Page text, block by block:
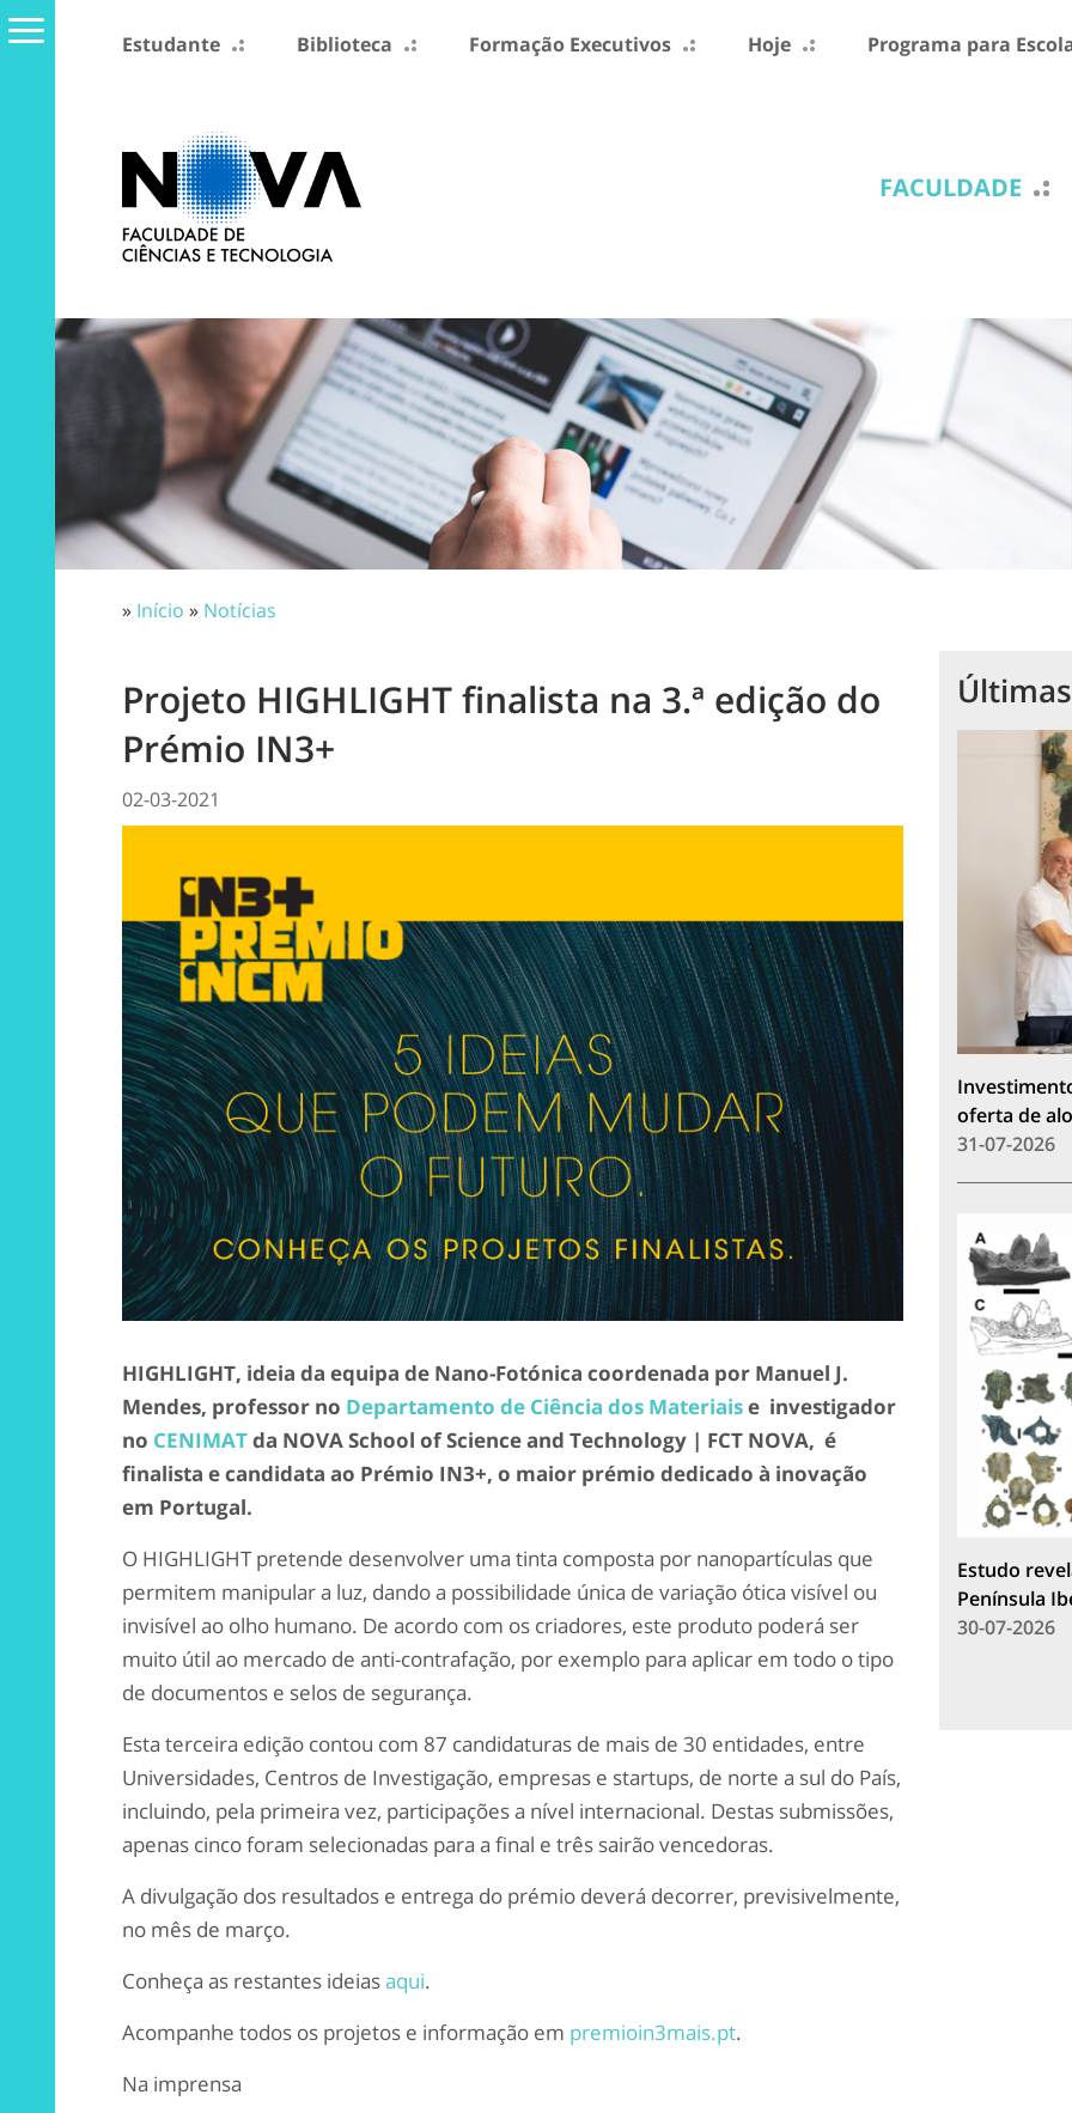
Estudante Biblioteca Formação Executivos Hoje Programa para
FACULDADE
» Início » Notícias
Projeto HIGHLIGHT finalista na 3.ª edição do
Prémio IN3+
02-03-2021
HIGHLIGHT, ideia da equipa de Nano-Fotónica coordenada por Manuel J.
Mendes, professor no Departamento de Ciência dos Materiaise investigador
no CENIMATda NOVA School of Science and Technology | FCT NOVA, é
finalista e candidata ao Prémio IN3+, o maior prémio dedicado à inovação
em Portugal.
O HIGHLIGHT pretende desenvolver uma tinta composta por nanopartículas que
permitem manipular a luz, dando a possibilidade única de variação ótica visível ou
invisível ao olho humano. De acordo com os criadores, este produto poderá ser
muito útil ao mercado de anti-contrafação, por exemplo para aplicar em todo o tipo
de documentos e selos de segurança.
Esta terceira edição contou com 87 candidaturas de mais de 30 entidades, entre
Universidades, Centros de Investigação, empresas e startups, de norte a sul do País,
incluindo, pela primeira vez, participações a nível internacional. Destas submissões,
apenas cinco foram selecionadas para a final e três sairão vencedoras.
A divulgação dos resultados e entrega do prémio deverá decorrer, previsivelmente,
no mês de março.
Conheça as restantes ideiasaqui.
Acompanhe todos os projetos e informação em premioin3mais.pt.
Na imprensa
oferta de
31-07-2026
Estudo
Península
30-07-2026